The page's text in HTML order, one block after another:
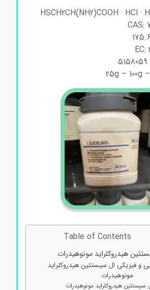
Table of Contents
هیدروکلراید مونوهیدرات
ال سیستئین هیدروکلراید
مونوهیدرات
هیدروکلراید مونوهیدرات